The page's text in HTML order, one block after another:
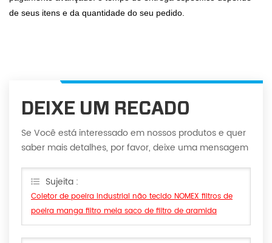
de seus itens e da quantidade do seu pedido.
DEIXE UM RECADO
Se Você está interessado em nossos produtos e quer
saber mais detalhes, por favor, deixe uma mensagem
Sujeita :
Coletor de poeira industrial não tecido NOMEX filtros de
poeira manga filtro meia saco de filtro de aramida